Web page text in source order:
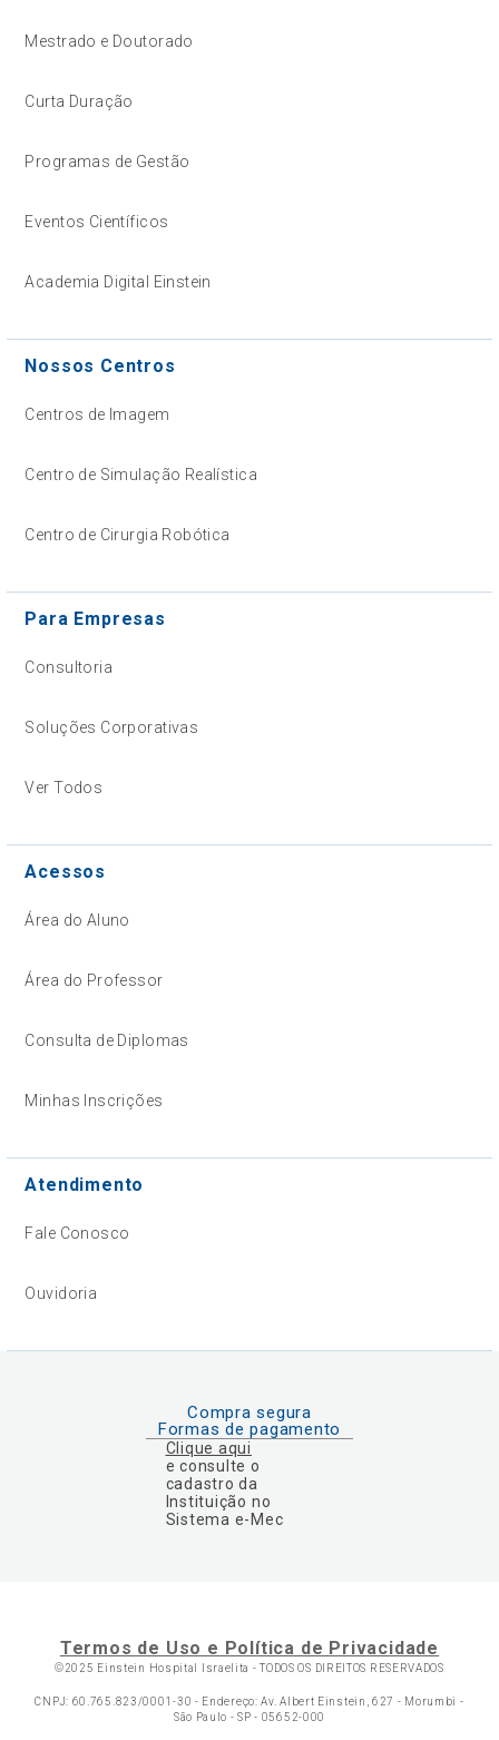
Mestrado e Doutorado
Curta Duração
Programas de Gestão
Eventos Científicos
Academia Digital Einstein
Nossos Centros
Centros de Imagem
Centro de Simulação Realística
Centro de Cirurgia Robótica
Para Empresas
Consultoria
Soluções Corporativas
Ver Todos
Acessos
Área do Aluno
Área do Professor
Consulta de Diplomas
Minhas Inscrições
Atendimento
Fale Conosco
Ouvidoria
Compra segura
Formas de pagamento
Clique aqui
e consulte o
cadastro da
Instituição no
Sistema e-Mec
Termos de Uso e Política de Privacidade
©2025 Einstein Hospital Israelita -TODOS OS DIREITOS RESERVADOS
CNPJ: 60.765.823/0001-30 - Endereço: Av. Albert Einstein, 627 - Morumbi -
São Paulo - SP - 05652-000